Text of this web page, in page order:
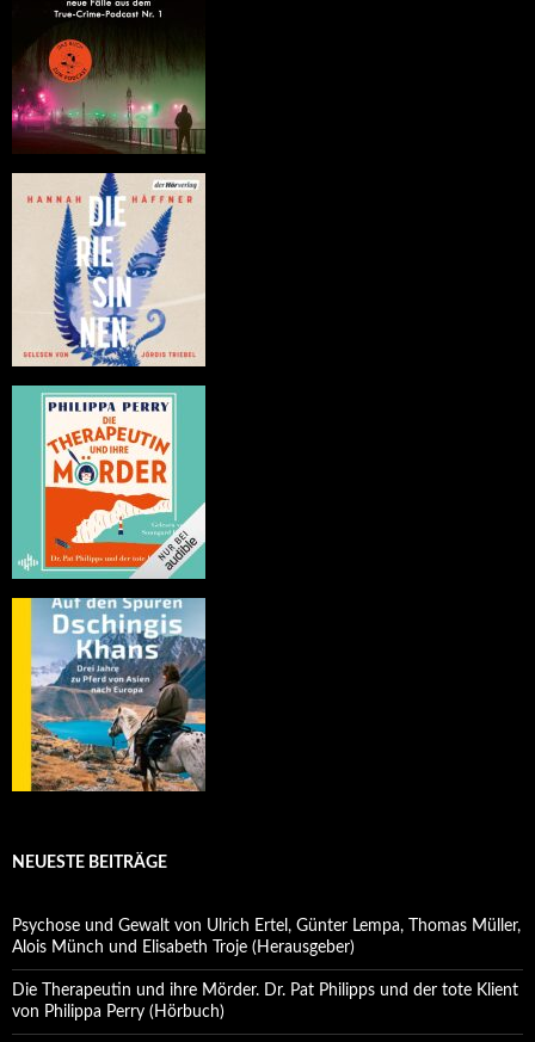
NEUESTE BEITRÄGE
Psychose und Gewalt von Ulrich Ertel, Günter Lempa, Thomas Müller,
Alois Münch und Elisabeth Troje (Herausgeber)
Die Therapeutin und ihre Mörder. Dr. Pat Philipps und der tote Klient
von Philippa Perry (Hörbuch)